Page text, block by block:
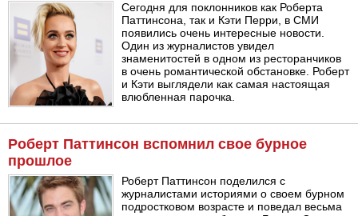
Сегодня для поклонников как Роберта
Паттинсона, так и Кэти Перри, в СМИ
появились очень интересные новости.
Один из журналистов увидел
знаменитостей в одном из ресторанчиков
в очень романтической обстановке. Роберт
и Кэти выглядели как самая настоящая
влюбленная парочка.
Роберт Паттинсон вспомнил свое бурное
прошлое
Роберт Паттинсон поделился с
журналистами историями о своем бурном
подростковом возрасте и поведал весьма